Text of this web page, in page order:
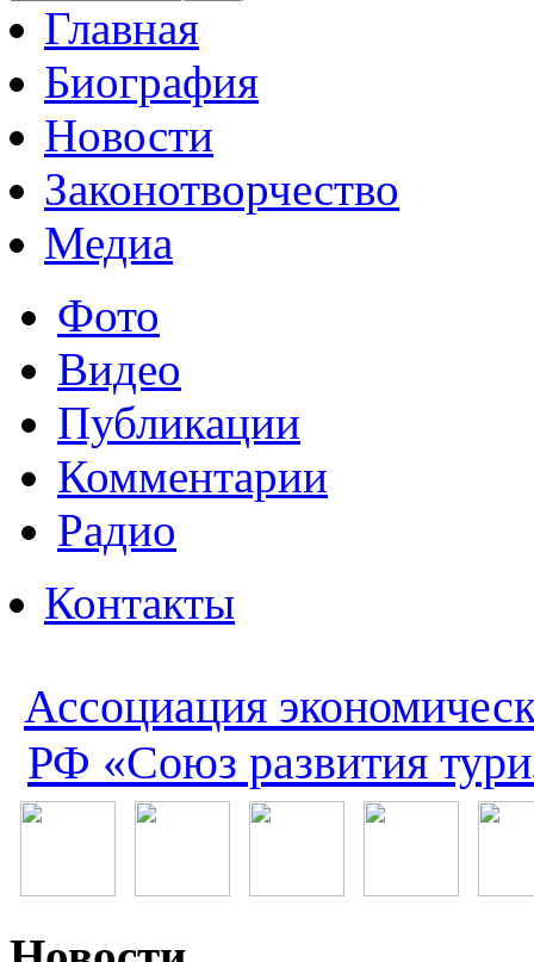
Главная
Биография
Новости
Законотворчество
Медиа
Фото
Видео
Публикации
Комментарии
Радио
Контакты
Ассоциация
РФ «Союз развития